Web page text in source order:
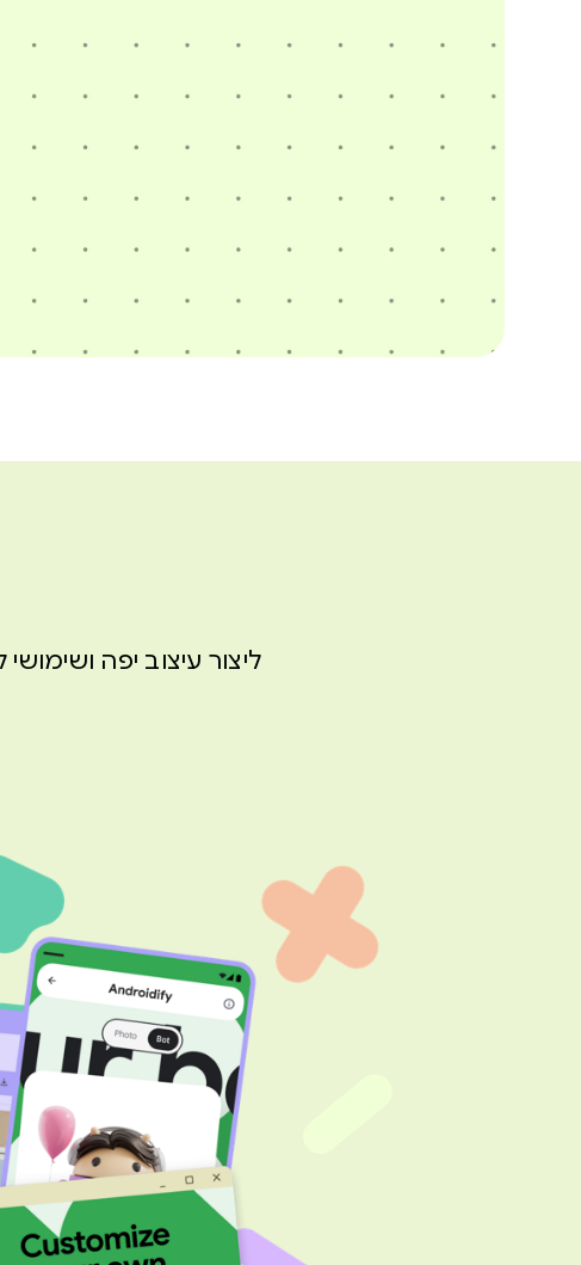
ליצור עיצוב יפה